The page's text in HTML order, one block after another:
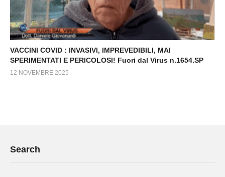
VACCINI COVID : INVASIVI, IMPREVEDIBILI, MAI
SPERIMENTATI E PERICOLOSI! Fuori dal Virus n.1654.SP
12 NOVEMBRE 2025
Search